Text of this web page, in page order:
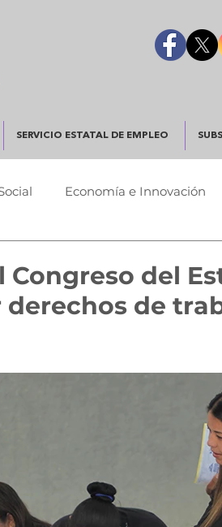
SERVICIO ESTATAL DE EMPLEO
Economía e Innovación
Congreso del
de